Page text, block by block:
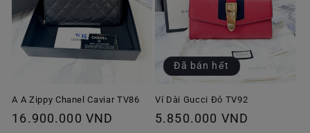
A A Zippy Chanel Caviar TV86
Giá
16.900.000 VND
Đã bán hết
Ví Dài Gucci Đỏ TV92
Giá
5.850.000 VND